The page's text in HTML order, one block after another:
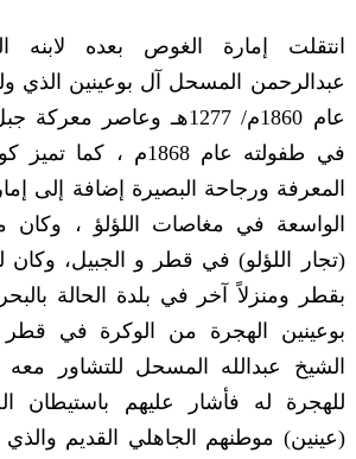
انتقلت إمارة الغوص بعده لابنه
عبدالرحمن المسحل آل بوعينين الذي
عام 1860م/ 1277هـ وعاصر
في طفولته عام 1868م ،
المعرفة ورجاحة البصيرة إضافة إلى
الواسعة في مغاصات اللؤلؤ ، وكان
(تجار اللؤلو) في قطر و الجبيل، وكان
بقطر ومنزلاً آخر في بلدة الحالة
بوعينين الهجرة من الوكرة في
الشيخ عبدالله المسحل للتشاور معه
للهجرة له فأشار عليهم باستيطان
(عينين) موطنهم الجاهلي القديم